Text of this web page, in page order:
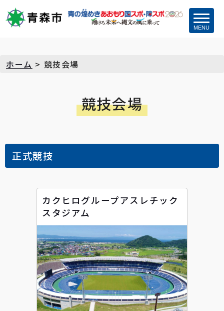
MENU
ホーム > 競技会場
競技会場
正式競技
カクヒログループアスレチック
スタジアム